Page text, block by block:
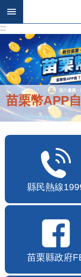
跳到主要內容區塊
:::
便民快
縣民熱線
苗栗縣政府